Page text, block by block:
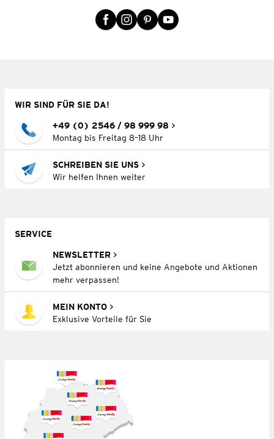
WIR SIND FÜR SIE DA!
+49 (0) 2546 / 98 999 98
Montag bis Freitag 8–18 Uhr
SCHREIBEN SIE UNS
Wir helfen Ihnen weiter
SERVICE
NEWSLETTER
Jetzt abonnieren und keine Angebote und Aktionen
mehr verpassen!
MEIN KONTO
Exklusive Vorteile für Sie